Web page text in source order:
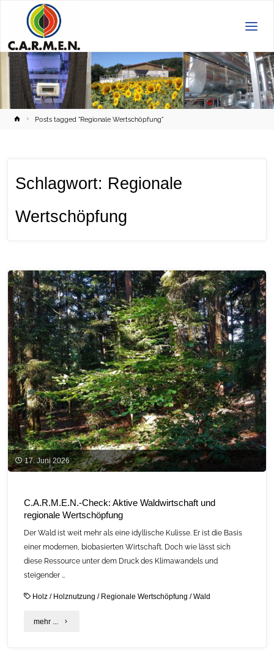
HomePosts tagged "Regionale Wertschöpfung"
Schlagwort: Regionale
Wertschöpfung
17. Juni 2026
C.A.R.M.E.N.-Check: Aktive Waldwirtschaft und
regionale Wertschöpfung
Der Wald ist weit mehr als eine idyllische Kulisse. Er ist die Basis
einer modernen, biobasierten Wirtschaft. Doch wie lässt sich
diese Ressource unter dem Druck des Klimawandels und
steigender …
Holz / Holznutzung / Regionale Wertschöpfung /Wald
mehr ... "C.A.R.M.E.N.-